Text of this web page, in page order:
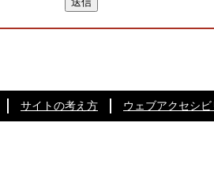
サイトの考え方 ウェブアクセシ